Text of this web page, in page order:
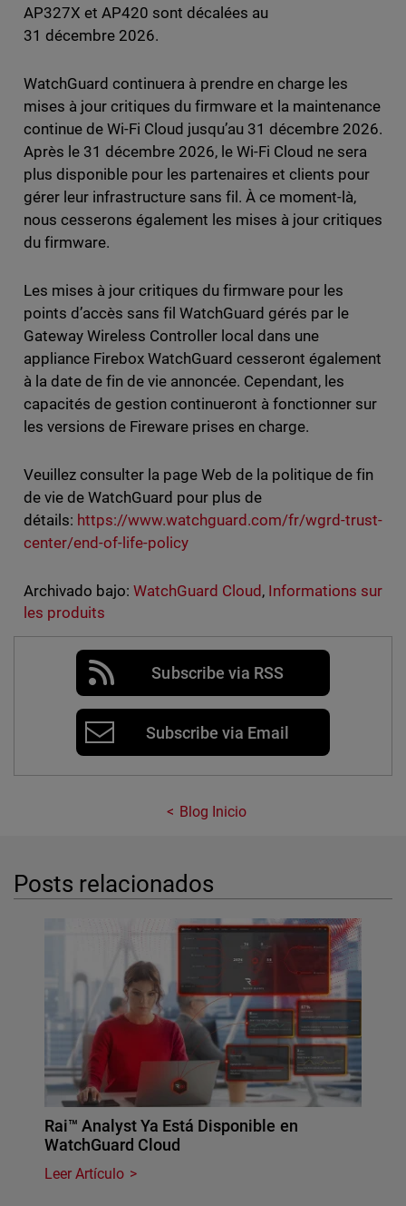
AP327X et AP420 sont décalées au
31 décembre 2026.
WatchGuard continuera à prendre en charge les
mises à jour critiques du firmware et la maintenance
continue de Wi-Fi Cloud jusqu’au 31 décembre 2026.
Après le 31 décembre 2026, le Wi-Fi Cloud ne sera
plus disponible pour les partenaires et clients pour
gérer leur infrastructure sans fil. À ce moment-là,
nous cesserons également les mises à jour critiques
du firmware.
Les mises à jour critiques du firmware pour les
points d’accès sans fil WatchGuard gérés par le
Gateway Wireless Controller local dans une
appliance Firebox WatchGuard cesseront également
à la date de fin de vie annoncée. Cependant, les
capacités de gestion continueront à fonctionner sur
les versions de Fireware prises en charge.
Veuillez consulter la page Web de la politique de fin
de vie de WatchGuard pour plus de
détails: https://www.watchguard.com/fr/wgrd-trust-
center/end-of-life-policy
Archivado bajo: WatchGuard Cloud, Informations sur
les produits
Subscribe via RSS
Subscribe via Email
Blog Inicio
Posts relacionados
Rai™ Analyst Ya Está Disponible en
WatchGuard Cloud
Leer Artículo